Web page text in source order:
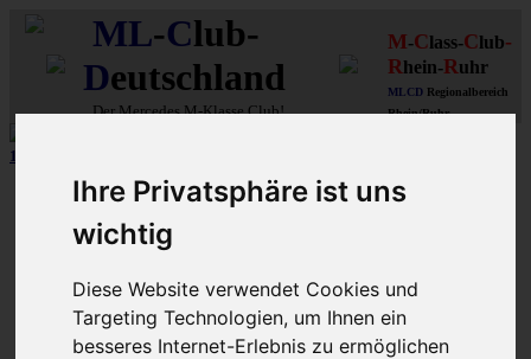
Ihre Privatsphäre ist uns
wichtig
Diese Website verwendet Cookies und
Targeting Technologien, um Ihnen ein
besseres Internet-Erlebnis zu ermöglichen
ML-Club-
Deutschland
DerMercedes M-Klasse Club!
M-Class-Club-
Rhein-Ruhr
MLCD Regionalbereich
Rhein/Ruhr
10 aus 15 unserer in
Schnellzugriff
Ungelesene
Forennutzer
FAQ
MLCD-Seiten MLCD-Foren-Übersicht